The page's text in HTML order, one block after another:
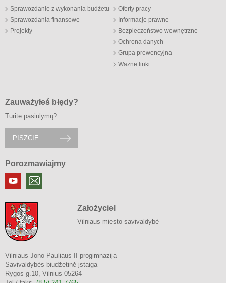
Sprawozdanie z wykonania budżetu
Sprawozdania finansowe
Projekty
Oferty pracy
Informacje prawne
Bezpieczeństwo wewnętrzne
Ochrona danych
Grupa prewencyjna
Ważne linki
Zauważyłeś błędy?
Turite pasiūlymų?
PISZCIE
Porozmawiajmy
Założyciel
Vilniaus miesto savivaldybė
Vilniaus Jono Pauliaus II progimnazija
Savivaldybės biudžetinė įstaiga
Rygos g.10, Vilnius 05264